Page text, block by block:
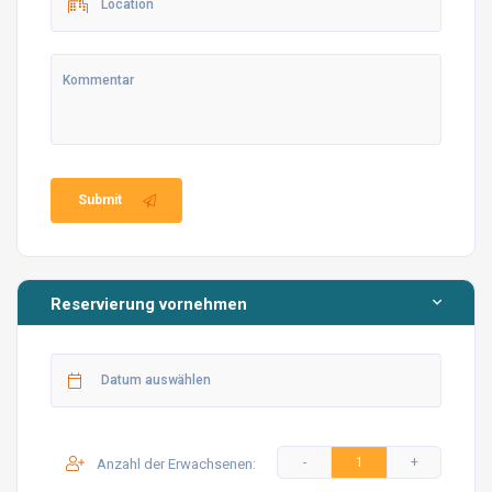
Links wir unten geteilt haben.
Sehenswürdigkeiten in Fethiye
Worauf sollten wir in unserer Wohnung achten?
Submit
Reservierung vornehmen
Anzahl der Erwachsenen: